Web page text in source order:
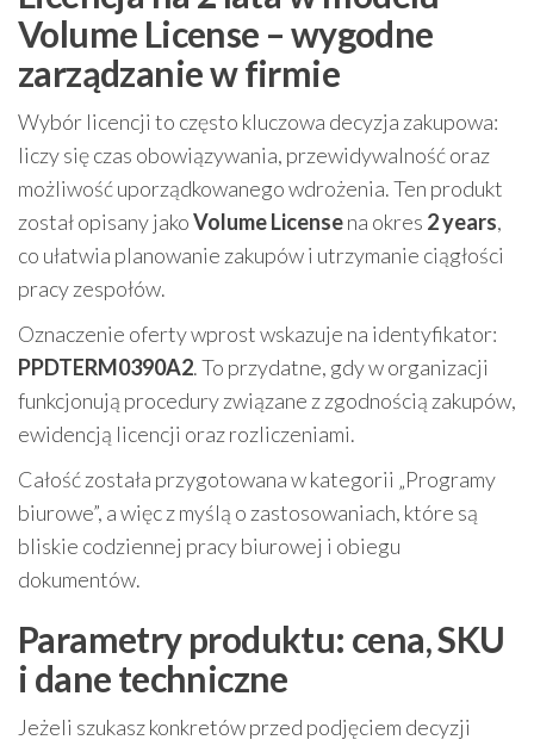
Volume License – wygodne
zarządzanie w firmie
Wybór licencji to często kluczowa decyzja zakupowa:
liczy się czas obowiązywania, przewidywalność oraz
możliwość uporządkowanego wdrożenia. Ten produkt
został opisany jakoVolume Licensena okres 2 years,
co ułatwia planowanie zakupów i utrzymanie ciągłości
pracy zespołów.
Oznaczenie oferty wprost wskazuje na identyfikator:
PPDTERM0390A2. To przydatne, gdy w organizacji
funkcjonują procedury związane z zgodnością zakupów,
ewidencją licencji oraz rozliczeniami.
Całość została przygotowana w kategorii „Programy
biurowe”, a więc z myślą o zastosowaniach, które są
bliskie codziennej pracy biurowej i obiegu
dokumentów.
Parametry produktu: cena, SKU
i dane techniczne
Jeżeli szukasz konkretów przed podjęciem decyzji